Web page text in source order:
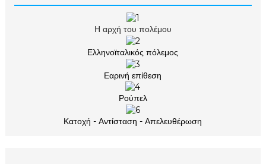
Η αρχή του πολέμου
Ελληνοϊταλικός πόλεμος
Εαρινή επίθεση
Ρούπελ
Κατοχή - Αντίσταση - Απελευθέρωση